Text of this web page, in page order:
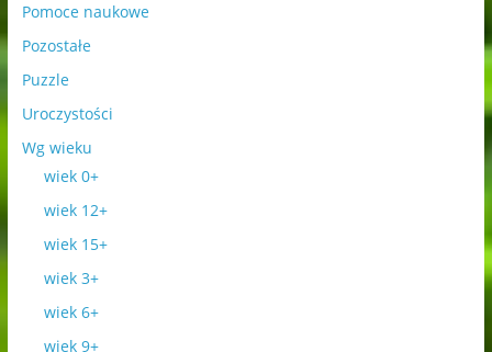
Pomoce naukowe
Pozostałe
Puzzle
Uroczystości
Wg wieku
wiek 0+
wiek 12+
wiek 15+
wiek 3+
wiek 6+
wiek 9+